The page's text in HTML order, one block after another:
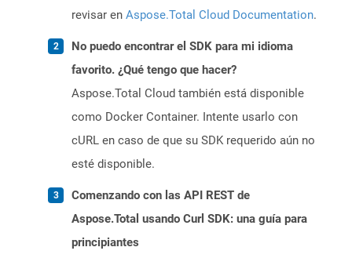
revisar en Aspose.Total Cloud Documentation.
No puedo encontrar el SDK para mi idioma
favorito. ¿Qué tengo que hacer?
Aspose.Total Cloud también está disponible
como Docker Container. Intente usarlo con
cURL en caso de que su SDK requerido aún no
esté disponible.
Comenzando con las API REST de
Aspose.Total usando Curl SDK: una guía para
principiantes